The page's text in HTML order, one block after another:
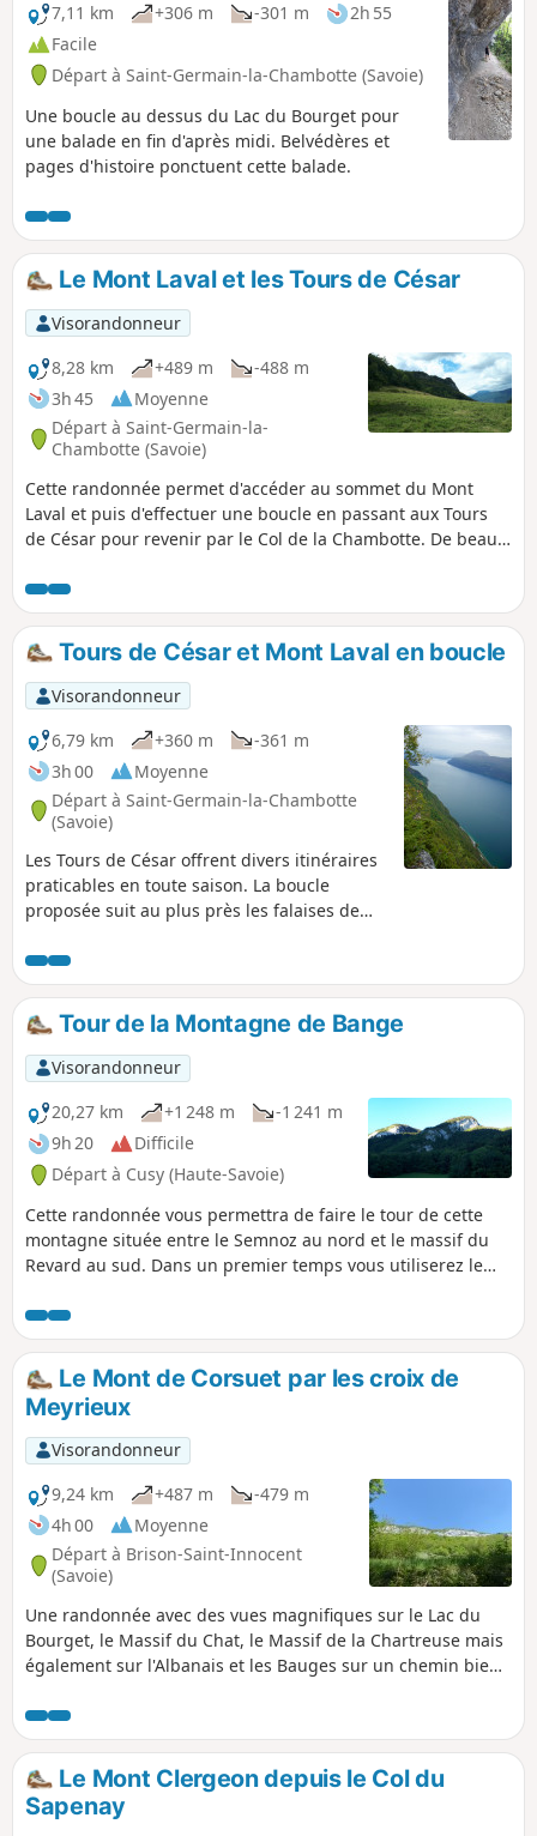
7,11 km
+306 m -301 m
2h 55
Facile
Départ à Saint-Germain-la-Chambotte (Savoie)
Une boucle au dessus du Lac du Bourget pour
une balade en fin d'après midi. Belvédères et
pages d'histoire ponctuent cette balade.
Le Mont Laval et les Tours de César
Visorandonneur
8,28 km
+489 m
-488 m
3h 45
Moyenne
Départ à Saint-Germain-la-
Chambotte (Savoie)
Cette randonnée permet d'accéder au sommet du Mont
Laval et puis d'effectuer une boucle en passant aux Tours
de César pour revenir par le Col de la Chambotte. De beaux
environnants.
Tours de César et Mont Laval en boucle
Visorandonneur
6,79 km
+360 m
-361 m
3h 00
Moyenne
Départ à Saint-Germain-la-Chambotte
(Savoie)
Les Tours de César offrent divers itinéraires
praticables en toute saison. La boucle
proposée suit au plus près les falaises de
rebord de leur sommet au retour.
Tour de la Montagne de Bange
Visorandonneur
20,27 km
+1 248 m
-1 241 m
9h 20
Difficile
Départ à Cusy (Haute-Savoie)
Cette randonnée vous permettra de faire le tour de cette
montagne située entre le Semnoz au nord et le massif du
Revard au sud. Dans un premier temps vous utiliserez le
Dolca) et vous mènera au Col de la Cochette (table
d'orientation). Note modérateur les avis sur cette
randonnée indique qu'à partir de (14) le sentier n'existe
plus. La seule alternative est de suivre la D911 sur 4 km.
Voir détails dans le descriptif
Le Mont de Corsuet par les croix de
Meyrieux
Visorandonneur
9,24 km
+487 m
-479 m
4h 00
Moyenne
Départ à Brison-Saint-Innocent
(Savoie)
Une randonnée avec des vues magnifiques sur le Lac du
Bourget, le Massif du Chat, le Massif de la Chartreuse mais
également sur l'Albanais et les Bauges sur un chemin bien
Le Mont Clergeon depuis le Col du
Sapenay